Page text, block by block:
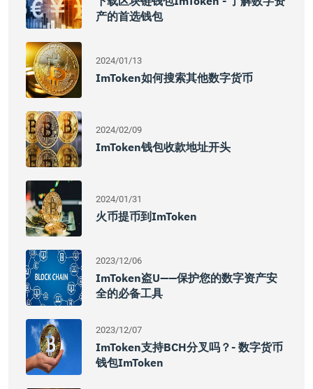
产的首选钱包
2024/01/13
ImToken如何搜索其他数字货币
2024/02/09
ImToken钱包收款地址开头
2024/01/31
火币提币到imToken
2023/12/06
ImToken盗U——保护您的数字资产安
全的必备工具
2023/12/07
ImToken支持BCH分叉吗？- 数字货币
钱包imToken